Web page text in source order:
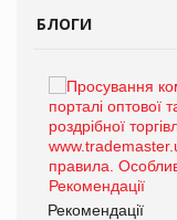
БЛОГИ
Рекомендації